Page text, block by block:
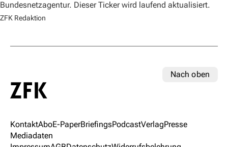
Bundesnetzagentur. Dieser Ticker wird laufend aktualisiert.
ZFK Redaktion
Nach oben
KontaktAboE-PaperBriefingsPodcastVerlagPresse
Mediadaten